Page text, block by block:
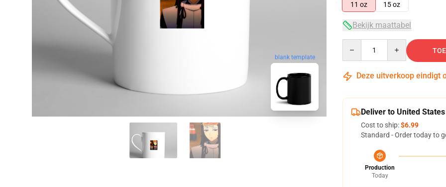
blank template
11 oz
15 oz
Bekijk maattabel
Deze uitverkoop eindigt
Deliver to United States
Cost to ship:$6.99
Standard - Order today to
Production
Today